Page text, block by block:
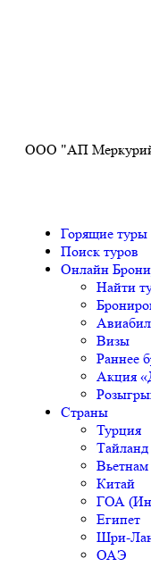
ООО "АП
Горящие туры
Поиск туров
Онлайн
Найти
Визы
Раннее
Акция
Страны
Турция
Тайланд
Вьетнам
Китай
ГОА
Египет
Шри-
ОАЭ